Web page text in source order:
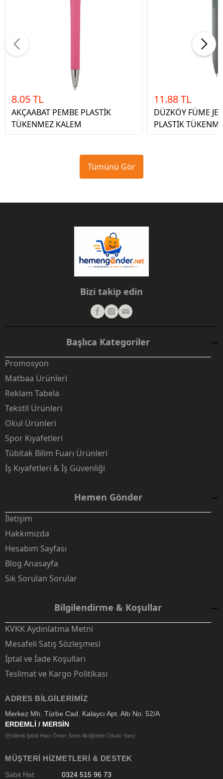
8.05 TL
AKÇAABAT PEMBE PLASTİK
TÜKENMEZ KALEM
11.88 TL
DÜZKÖY FÜME
PLASTİK
Tümünü Gör
Bizi takip edin
Başlıca Kategoriler
Promosyon
Matbaa Ürünleri
Reklam Tabela
Tekstil Ürünleri
Okul Ürünleri
Spor Kıyafetleri
Tübitak Bilim Fuarı Ürünleri
İş Kıyafetleri & İş Güvenliği
Hemen Gönder
İletişim
Hakkımızda
Hesabım Sayfası
Blog Anasayfa
Sık Sorulan Sorular
Bilgilendirme & Koşullar
KVKK Aydınlatma Metni
Mesafeli Satış Sözleşmesi
İptal ve İade Koşulları
Teslimat ve Kargo Politikası
ADRES BILGILERIMIZ
Merkez Mh. Türbe Cad. Kalaycı Apt. Altı No: 52/A
ERDEMLİ / MERSİN
(Erdemli Şehit Hacı Ömer Serin İlköğretim Okulu Yanı)
MÜŞTERI HIZMETLERI & DESTEK
Sabit Hat: 0324 515 96 73